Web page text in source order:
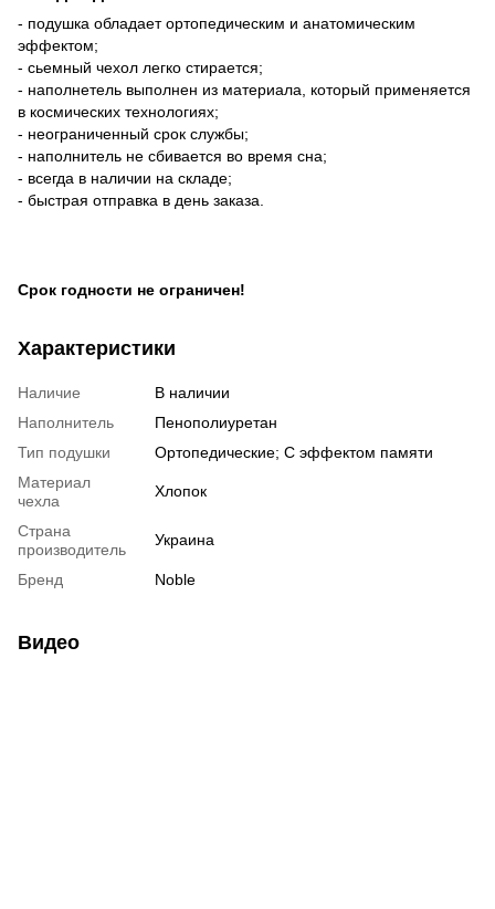
- подушка обладает ортопедическим и анатомическим
эффектом;
- сьемный чехол легко стирается;
- наполнетель выполнен из материала, который применяется
в космических технологиях;
- неограниченный срок службы;
- наполнитель не сбивается во время сна;
- всегда в наличии на складе;
- быстрая отправка в день заказа.
Срок годности не ограничен!
Характеристики
Наличие
В наличии
Наполнитель
Пенополиуретан
Тип подушки
Ортопедические; С эффектом памяти
Материал
чехла
Хлопок
Страна
производитель
Украина
Бренд Noble
Видео